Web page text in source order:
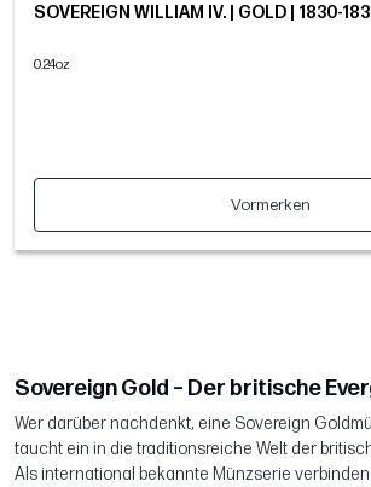
SOVEREIGN WILLIAM IV. | GOLD | 1830-
0.24oz
Vormerken
Sovereign Gold – Der britische
Wer darüber nachdenkt, eine Sovereign
taucht ein in die traditionsreiche Welt der
Als international bekannte Münzserie